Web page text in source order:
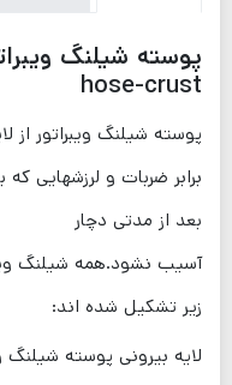
hose-crust
پوسته شیلنگ ویبراتور
برابر ضربات و لرزشهایی
بعد از مدتی دچار
آسیب نشود.همه شیلنگ
زیر تشکیل شده اند:
لایه بیرونی پوسته